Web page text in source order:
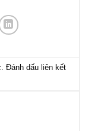
. Đánh dấu liên kết